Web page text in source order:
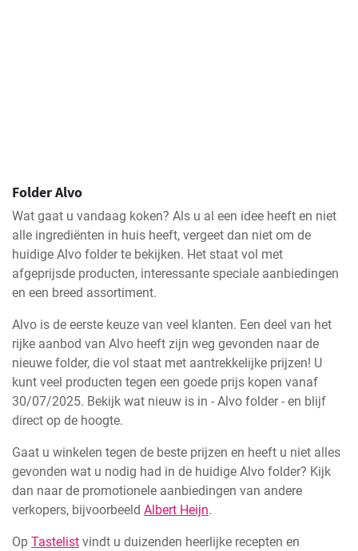
Folder Alvo
Wat gaat u vandaag koken? Als u al een idee heeft en niet
alle ingrediënten in huis heeft, vergeet dan niet om de
huidige Alvo folder te bekijken. Het staat vol met
afgeprijsde producten, interessante speciale aanbiedingen
en een breed assortiment.
Alvo is de eerste keuze van veel klanten. Een deel van het
rijke aanbod van Alvo heeft zijn weg gevonden naar de
nieuwe folder, die vol staat met aantrekkelijke prijzen! U
kunt veel producten tegen een goede prijs kopen vanaf
30/07/2025. Bekijk wat nieuw is in - Alvo folder - en blijf
direct op de hoogte.
Gaat u winkelen tegen de beste prijzen en heeft u niet alles
gevonden wat u nodig had in de huidige Alvo folder? Kijk
dan naar de promotionele aanbiedingen van andere
verkopers, bijvoorbeeld Albert Heijn.
Op Tastelist vindt u duizenden heerlijke recepten en